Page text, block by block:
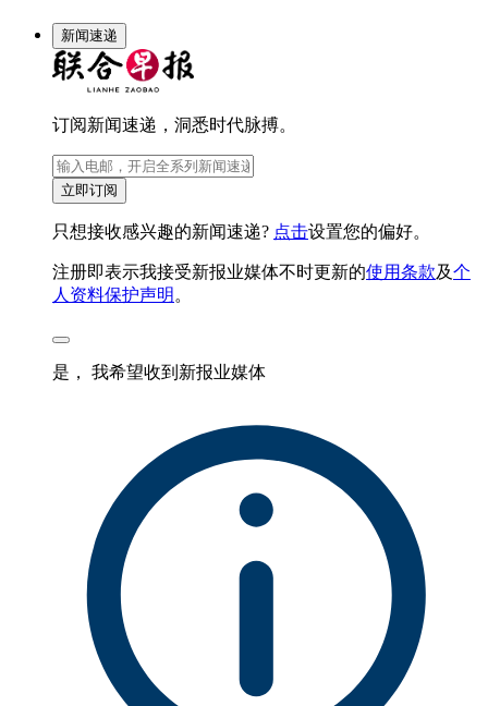
新闻速递
订阅新闻速递，洞悉时代脉搏。
立即订阅
只想接收感兴趣的新闻速递? 点击设置您的偏好。
注册即表示我接受新报业媒体不时更新的使用条款及个
人资料保护声明 。
是， 我希望收到新报业媒体